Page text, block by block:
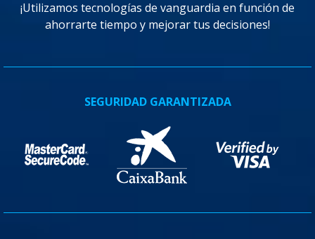
¡Utilizamos tecnologías de vanguardia en función de
ahorrarte tiempo y mejorar tus decisiones!
SEGURIDAD GARANTIZADA